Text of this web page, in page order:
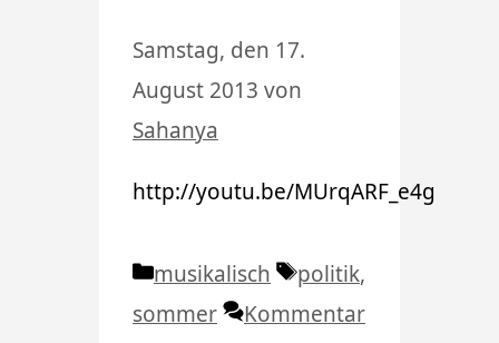
Samstag, den 17.
August 2013 von
Sahanya
http://youtu.be/MUrqARF_e4g
Kategorien
musikalisch Schlagwörter
politik,
sommer
Kommentar